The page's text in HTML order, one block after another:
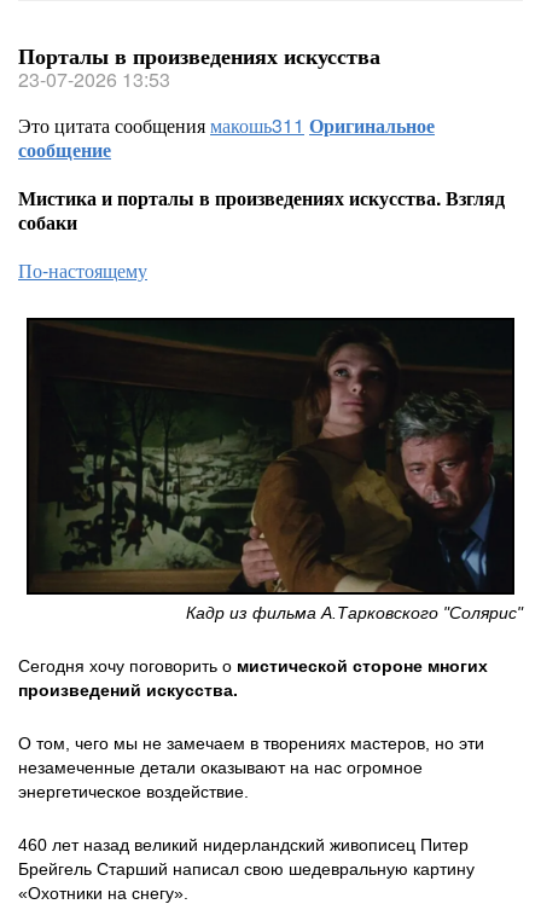
Порталы в произведениях искусства
23-07-2026 13:53
Это цитата сообщениямакошь311 Оригинальное
сообщение
Мистика и порталы в произведениях искусства. Взгляд
собаки
По-настоящему
Кадр из фильма А.Тарковского "Солярис"
Сегодня хочу поговорить о мистической стороне многих
произведений искусства.
О том, чего мы не замечаем в творениях мастеров, но эти
незамеченные детали оказывают на нас огромное
энергетическое воздействие.
460 лет назад великий нидерландский живописец Питер
Брейгель Старший написал свою шедевральную картину
«Охотники на снегу».